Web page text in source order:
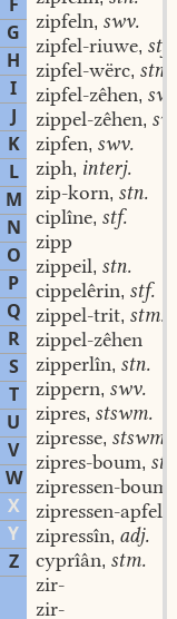
F
G
H
I
J
K
L
M
N
O
P
Q
R
S
T
U
V
W
X
Y
Z
zipfeln, swv.
zipfel-riuwe, stf.
zipfel-wërc, stn.
zipfel-zêhen,
zippel-zêhen,
zipfen, swv.
ziph, interj.
zip-korn, stn.
ciplîne, stf.
zipp
zippeil, stn.
cippelêrin, stf.
zippel-trit, stm.
zippel-zêhen
zipperlîn, stn.
zippern, swv.
zipres, stswm.
zipresse, stswm.
zipres-boum, stm.
zipressen-boum
zipressen-apfel
zipressîn, adj.
cyprîân, stm.
zir-
zir-